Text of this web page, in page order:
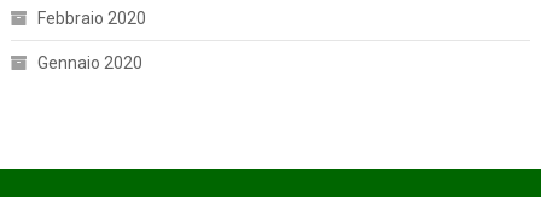
Febbraio 2020
Gennaio 2020